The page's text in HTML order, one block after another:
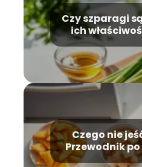
Czy szparagi
ich
Czego nie
Przewodnik